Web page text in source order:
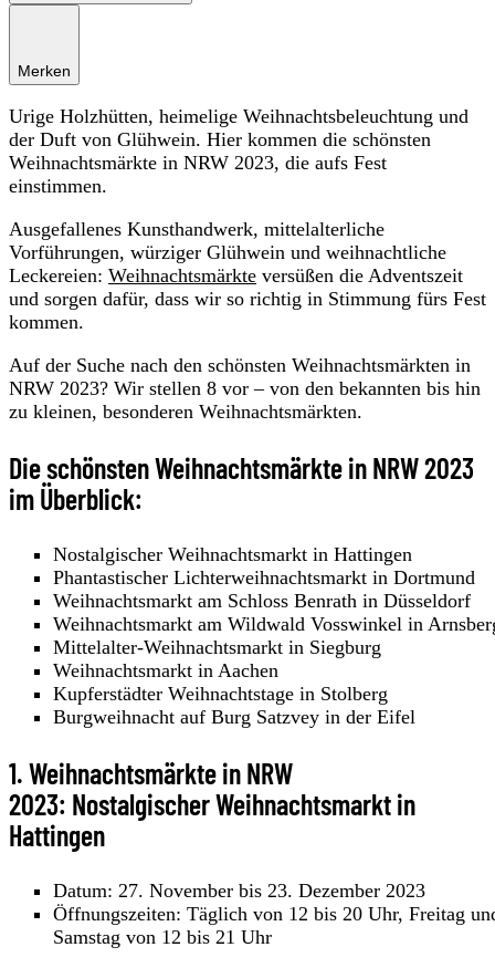
Merken
Urige Holzhütten, heimelige Weihnachtsbeleuchtung und
der Duft von Glühwein. Hier kommen die schönsten
Weihnachtsmärkte in NRW 2023, die aufs Fest
einstimmen.
Ausgefallenes Kunsthandwerk, mittelalterliche
Vorführungen, würziger Glühwein und weihnachtliche
Leckereien: Weihnachtsmärkte versüßen die Adventszeit
und sorgen dafür, dass wir so richtig in Stimmung fürs Fest
kommen.
Auf der Suche nach den schönsten Weihnachtsmärkten in
NRW 2023? Wir stellen 8 vor – von den bekannten bis hin
zu kleinen, besonderen Weihnachtsmärkten.
Die schönsten Weihnachtsmärkte in NRW 2023
im Überblick:
Nostalgischer Weihnachtsmarkt in Hattingen
Phantastischer Lichterweihnachtsmarkt in Dortmund
Weihnachtsmarkt am Schloss Benrath in Düsseldorf
Weihnachtsmarkt am Wildwald Vosswinkel in
Mittelalter-Weihnachtsmarkt in Siegburg
Weihnachtsmarkt in Aachen
Kupferstädter Weihnachtstage in Stolberg
Burgweihnacht auf Burg Satzvey in der Eifel
1. Weihnachtsmärkte in NRW
2023: Nostalgischer Weihnachtsmarkt in
Hattingen
Datum: 27. November bis 23. Dezember 2023
Öffnungszeiten: Täglich von 12 bis 20 Uhr, Freitag
Samstag von 12 bis 21 Uhr